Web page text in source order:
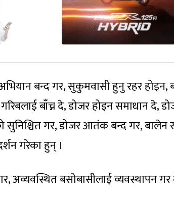
बन्द गर, सुकुमवासी हुनु रहर होइन,
बाँच्न दे, डोजर होइन समाधान दे,
गर, डोजर आतंक बन्द गर, बालेन
गरेका हुन् ।
अव्यवस्थित बसोबासीलाई व्यवस्थापन